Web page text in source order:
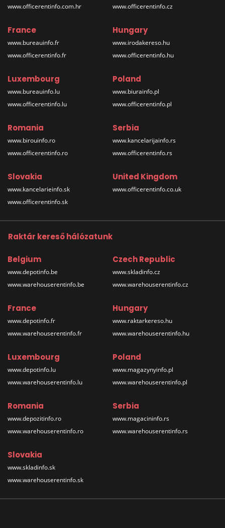
www.officerentinfo.com.hr
www.officerentinfo.cz
France
www.bureauinfo.fr
www.officerentinfo.fr
Hungary
www.irodakereso.hu
www.officerentinfo.hu
Luxembourg
www.bureauinfo.lu
www.officerentinfo.lu
Poland
www.biurainfo.pl
www.officerentinfo.pl
Romania
www.birouinfo.ro
www.officerentinfo.ro
Serbia
www.kancelarijainfo.rs
www.officerentinfo.rs
Slovakia
www.kancelarieinfo.sk
www.officerentinfo.sk
United Kingdom
www.officerentinfo.co.uk
Raktár kereső hálózatunk
Belgium
www.depotinfo.be
www.warehouserentinfo.be
Czech Republic
www.skladinfo.cz
www.warehouserentinfo.cz
France
www.depotinfo.fr
www.warehouserentinfo.fr
Hungary
www.raktarkereso.hu
www.warehouserentinfo.hu
Luxembourg
www.depotinfo.lu
www.warehouserentinfo.lu
Poland
www.magazynyinfo.pl
www.warehouserentinfo.pl
Romania
www.depozitinfo.ro
www.warehouserentinfo.ro
Serbia
www.magacininfo.rs
www.warehouserentinfo.rs
Slovakia
www.skladinfo.sk
www.warehouserentinfo.sk